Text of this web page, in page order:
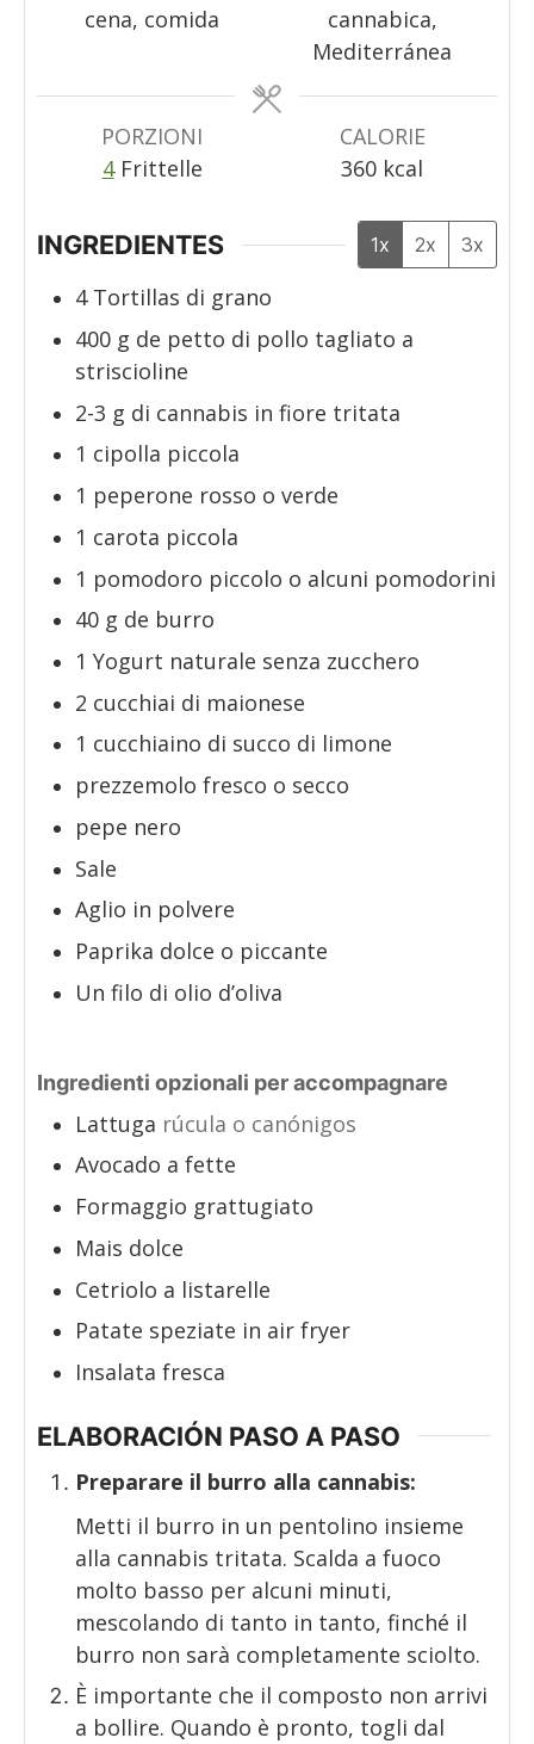
cena, comida
cannabica,
Mediterránea
PORZIONI
4 Frittelle
CALORIE
360 kcal
INGREDIENTES 1x 2x 3x
4 Tortillas di grano
400 g de petto di pollo tagliato a
striscioline
2-3 g di cannabis in fiore tritata
1 cipolla piccola
1 peperone rosso o verde
1 carota piccola
1 pomodoro piccolo o alcuni pomodorini
40 g de burro
1 Yogurt naturale senza zucchero
2 cucchiai di maionese
1 cucchiaino di succo di limone
prezzemolo fresco o secco
pepe nero
Sale
Aglio in polvere
Paprika dolce o piccante
Un filo di olio d’oliva
Ingredienti opzionali per accompagnare
Lattuga rúcula o canónigos
Avocado a fette
Formaggio grattugiato
Mais dolce
Cetriolo a listarelle
Patate speziate in air fryer
Insalata fresca
ELABORACIÓN PASO A PASO
Preparare il burro alla cannabis:
Metti il burro in un pentolino insieme
alla cannabis tritata. Scalda a fuoco
molto basso per alcuni minuti,
mescolando di tanto in tanto, finché il
burro non sarà completamente sciolto.
È importante che il composto non arrivi
a bollire. Quando è pronto, togli dal